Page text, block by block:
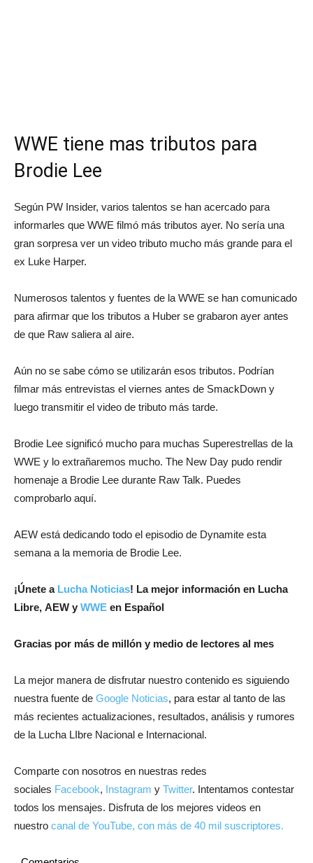
WWE tiene mas tributos para
Brodie Lee
Según PW Insider, varios talentos se han acercado para
informarles que WWE filmó más tributos ayer. No sería una
gran sorpresa ver un video tributo mucho más grande para el
ex Luke Harper.
Numerosos talentos y fuentes de la WWE se han comunicado
para afirmar que los tributos a Huber se grabaron ayer antes
de que Raw saliera al aire.
Aún no se sabe cómo se utilizarán esos tributos. Podrían
filmar más entrevistas el viernes antes de SmackDown y
luego transmitir el video de tributo más tarde.
Brodie Lee significó mucho para muchas Superestrellas de la
WWE y lo extrañaremos mucho. The New Day pudo rendir
homenaje a Brodie Lee durante Raw Talk. Puedes
comprobarlo aquí.
AEW está dedicando todo el episodio de Dynamite esta
semana a la memoria de Brodie Lee.
¡Únete a Lucha Noticias! La mejor información en Lucha
Libre, AEW y WWE en Español
Gracias por más de millón y medio de lectores al mes
La mejor manera de disfrutar nuestro contenido es siguiendo
nuestra fuente de Google Noticias, para estar al tanto de las
más recientes actualizaciones, resultados, análisis y rumores
de la Lucha LIbre Nacional e Internacional.
Comparte con nosotros en nuestras redes
sociales Facebook, Instagram y Twitter. Intentamos contestar
todos los mensajes. Disfruta de los mejores videos en
nuestro canal de YouTube, con más de 40 mil suscriptores.